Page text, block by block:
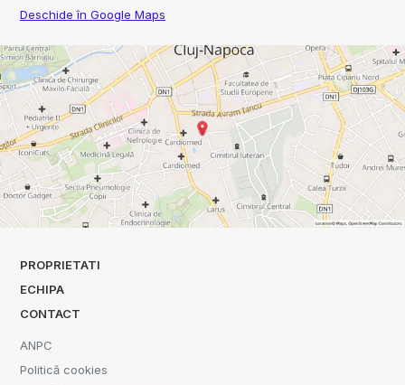
Deschide în Google Maps
PROPRIETATI
ECHIPA
CONTACT
ANPC
Politică cookies